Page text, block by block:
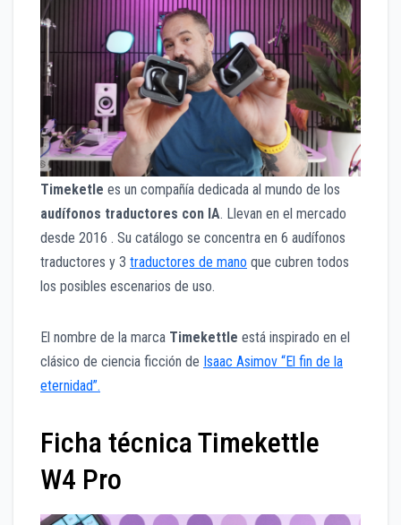
Timeketle es un compañía dedicada al mundo de los
audífonos traductores con IA. Llevan en el mercado
desde 2016 . Su catálogo se concentra en 6 audífonos
traductores y 3 traductores de mano que cubren todos
los posibles escenarios de uso.
El nombre de la marca Timekettle está inspirado en el
clásico de ciencia ficción de Isaac Asimov “El fin de la
eternidad”.
Ficha técnica Timekettle
W4 Pro